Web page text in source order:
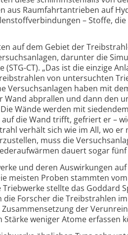
aus Raumfahrtantrieben auf
– Stoffe,
auf dem Gebiet der
darunter die
CT). „Das ist die einzige
von untersuchten
Versuchsanlagen haben mit
Wand abprallen und dann den
Wände werden mit
die Wand trifft, gefriert er –
verhält sich wie im All, wo er
muss die
dauert sogar fünf
und deren Auswirkungen
Proben stammten vom
stellte das Goddard
Forscher die Treibstrahlen
der
weniger Atome erfassen